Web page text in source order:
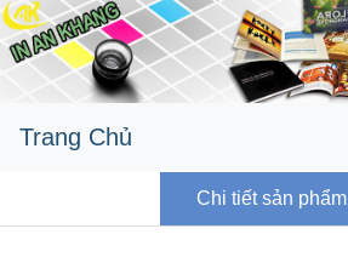
Trang Chủ
Chi tiết sản phẩm